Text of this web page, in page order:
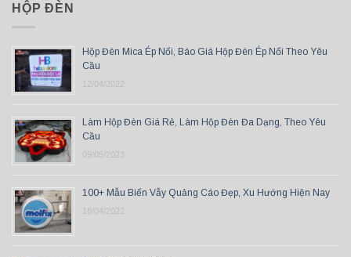
HỘP ĐÈN
Hộp Đèn Mica Ép Nổi, Báo Giá Hộp Đèn Ép Nổi Theo Yêu
Cầu
12/04/2022
Làm Hộp Đèn Giá Rẻ, Làm Hộp Đèn Đa Dạng, Theo Yêu
Cầu
09/05/2023
100+ Mẫu Biển Vẫy Quảng Cáo Đẹp, Xu Hướng Hiện Nay
18/04/2022